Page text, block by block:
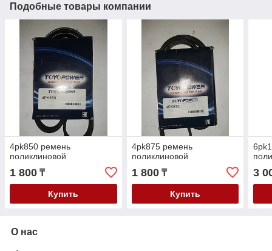
Подобные товары компании
4pk850 ремень
поликлиновой
1 800 ₸
Купить
4pk875 ремень
поликлиновой
1 800₸
Купить
3
О нас